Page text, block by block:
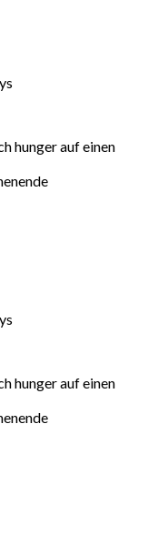
hunger auf einen
hunger auf einen